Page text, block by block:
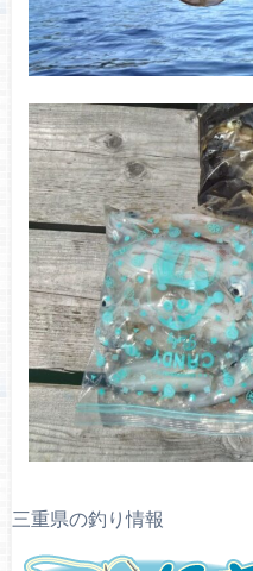
三重県の釣り情報